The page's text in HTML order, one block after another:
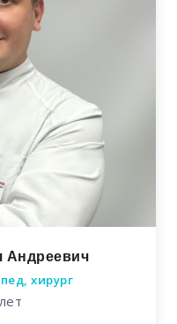
Андреевич
хирург